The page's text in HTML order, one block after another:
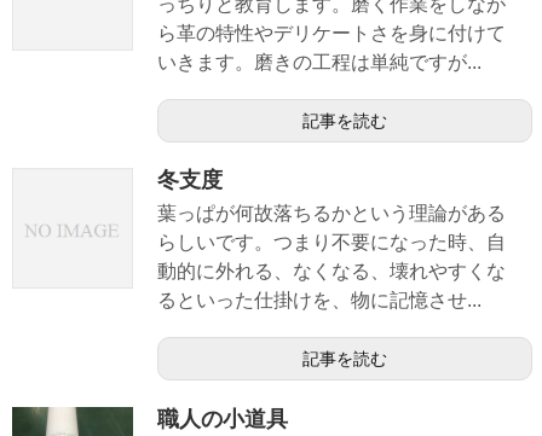
っちりと教育します。磨く作業をしなが
ら革の特性やデリケートさを身に付けて
いきます。磨きの工程は単純ですが...
記事を読む
冬支度
葉っぱが何故落ちるかという理論がある
らしいです。つまり不要になった時、自
動的に外れる、なくなる、壊れやすくな
るといった仕掛けを、物に記憶させ...
記事を読む
職人の小道具